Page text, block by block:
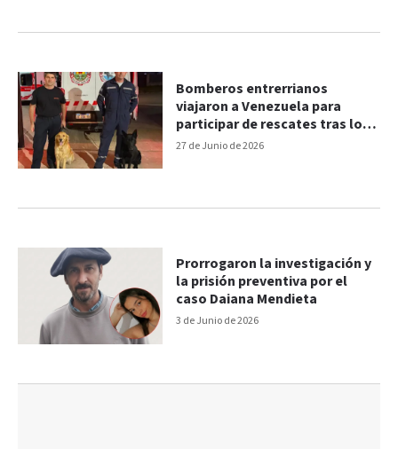
27 de Junio de 2026
Bomberos entrerrianos
viajaron a Venezuela para
participar de rescates tras los
terremotos
3 de Junio de 2026
Prorrogaron la investigación y
la prisión preventiva por el
caso Daiana Mendieta